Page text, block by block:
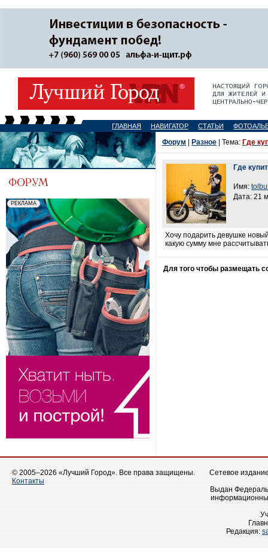
ГЛАВНАЯ НАВИГАТОР СТАТЬИ
Форум Разное | Тема: Где
Где
Имя:
Дата: 21
Хочу подарить девушке
какую сумму мне
Для того чтобы размещать
© 2005–2026 «Лучший Город». Все права защищены.
Контакты
Сетевое
Выдан
Редакция: